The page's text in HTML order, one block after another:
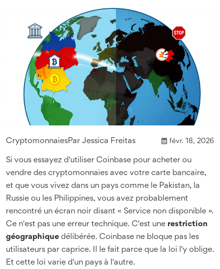
CryptomonnaiesPar Jessica Freitas févr. 18, 2026
Si vous essayez d'utiliser Coinbase pour acheter ou
vendre des cryptomonnaies avec votre carte bancaire,
et que vous vivez dans un pays comme le Pakistan, la
Russie ou les Philippines, vous avez probablement
rencontré un écran noir disant « Service non disponible ».
Ce n'est pas une erreur technique. C'est une restriction
géographique délibérée. Coinbase ne bloque pas les
utilisateurs par caprice. Il le fait parce que la loi l'y oblige.
Et cette loi varie d'un pays à l'autre.